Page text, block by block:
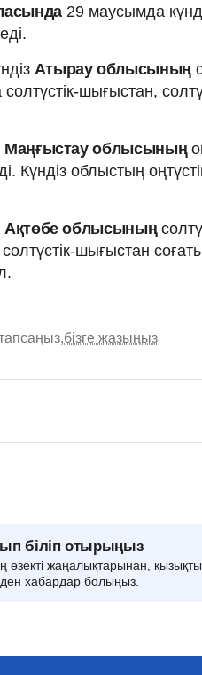
29 маусымда
Атырау облысының
шығыстан,
Маңғыстау облысының
Күндіз облыстың
Ақтөбе облысының
солтүстік-шығыстан
бізге жазыңыз
біліп отырыңыз
өзекті жаңалықтарынан, қызықты
хабардар болыңыз.